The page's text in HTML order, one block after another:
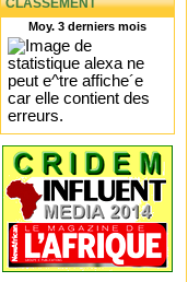
Moy. 3 derniers mois